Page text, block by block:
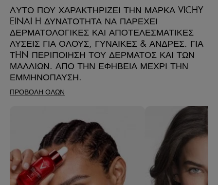
AΥΤΟ ΠΟΥ ΧΑΡΑΚΤΗΡΙΖΕΙ ΤΗΝ ΜΑΡΚΑ VICHY
EINAI H ΔΥΝΑΤΟΤΗΤΑ ΝΑ ΠΑΡΕΧΕΙ
ΔΕΡΜΑΤΟΛΟΓΙΚΕΣ ΚΑΙ ΑΠΟΤΕΛΕΣΜΑΤΙΚΕΣ
ΛΥΣΕΙΣ ΓΙΑ ΟΛΟΥΣ, ΓΥΝΑΙΚΕΣ & ΑΝΔΡΕΣ. ΓΙΑ
ΤHN ΠΕΡΙΠΟΙΗΣΗ ΤΟΥ ΔΕΡΜΑΤΟΣ ΚΑΙ ΤΩΝ
ΜΑΛΛΙΩΝ. ΑΠΟ ΤΗΝ ΕΦΗΒΕΙΑ ΜΕΧΡΙ ΤΗΝ
ΕΜΜΗΝΟΠΑΥΣΗ.
ΠΡΟΒΟΛΗ ΟΛΩΝ